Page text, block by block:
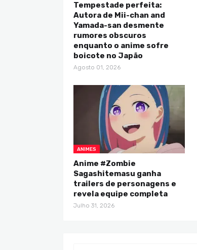
Tempestade perfeita:
Autora de Mii-chan and
Yamada-san desmente
rumores obscuros
enquanto o anime sofre
boicote no Japão
Agosto 01, 2026
ANIMES
Anime #Zombie
Sagashitemasu ganha
trailers de personagens e
revela equipe completa
Julho 31, 2026